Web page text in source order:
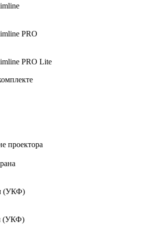
PRO
PRO Lite
проектора
(УКФ)
(УКФ)